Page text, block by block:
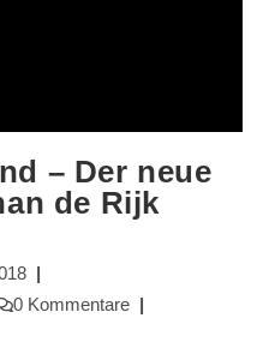
– Der neue
de Rijk
0 Kommentare